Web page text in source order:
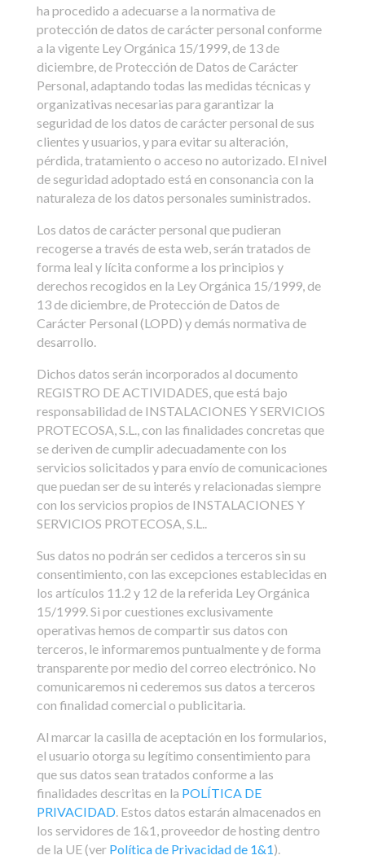
ha procedido a adecuarse a la normativa de
protección de datos de carácter personal conforme
a la vigente Ley Orgánica 15/1999, de 13 de
diciembre, de Protección de Datos de Carácter
Personal, adaptando todas las medidas técnicas y
organizativas necesarias para garantizar la
seguridad de los datos de carácter personal de sus
clientes y usuarios, y para evitar su alteración,
pérdida, tratamiento o acceso no autorizado. El nivel
de seguridad adoptado está en consonancia con la
naturaleza de los datos personales suministrados.
Los datos de carácter personal que pudieran
recogerse a través de esta web, serán tratados de
forma leal y lícita conforme a los principios y
derechos recogidos en la Ley Orgánica 15/1999, de
13 de diciembre, de Protección de Datos de
Carácter Personal (LOPD) y demás normativa de
desarrollo.
Dichos datos serán incorporados al documento
REGISTRO DE ACTIVIDADES, que está bajo
responsabilidad de INSTALACIONES Y SERVICIOS
PROTECOSA, S.L., con las finalidades concretas que
se deriven de cumplir adecuadamente con los
servicios solicitados y para envío de comunicaciones
que puedan ser de su interés y relacionadas siempre
con los servicios propios de INSTALACIONES Y
SERVICIOS PROTECOSA, S.L..
Sus datos no podrán ser cedidos a terceros sin su
consentimiento, con las excepciones establecidas en
los artículos 11.2 y 12 de la referida Ley Orgánica
15/1999. Si por cuestiones exclusivamente
operativas hemos de compartir sus datos con
terceros, le informaremos puntualmente y de forma
transparente por medio del correo electrónico. No
comunicaremos ni cederemos sus datos a terceros
con finalidad comercial o publicitaria.
Al marcar la casilla de aceptación en los formularios,
el usuario otorga su legítimo consentimiento para
que sus datos sean tratados conforme a las
finalidades descritas en la POLÍTICA DE
PRIVACIDAD. Estos datos estarán almacenados en
los servidores de 1&1, proveedor de hosting dentro
de la UE (ver Política de Privacidad de 1&1).